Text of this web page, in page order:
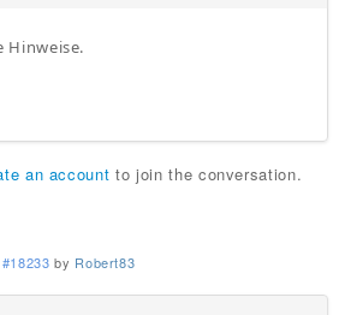
Hinweise.
an account to join the conversation.
#18233 by Robert83